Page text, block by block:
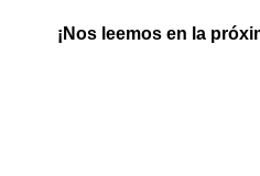
¡Nos leemos en la